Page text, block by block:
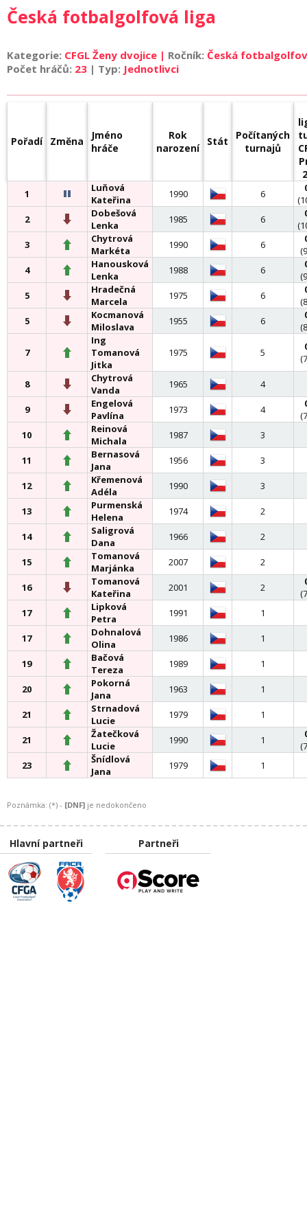
Česká fotbalgolfová liga
Kategorie: CFGL Ženy dvojice | Ročník: Česká
Počet hráčů: 23 | Typ: Jednotlivci
Pořadí Změna
Jméno
hráče
Rok
narození
Stát
Počítaných
turnajů
1
Luňová
Kateřina
1990 6
2
Dobešová
Lenka
1985 6
3
Chytrová
Markéta
1990 6
4
Hanousková
Lenka
1988 6
5
Hradečná
Marcela
1975 6
5
Kocmanová
Miloslava
1955 6
7
Ing
Tomanová
Jitka
1975 5
8
Chytrová
Vanda
1965 4
9
Engelová
Pavlína
1973 4
10
Reinová
Michala
1987 3
11
Bernasová
Jana
1956 3
12
Křemenová
Adéla
1990 3
13
Purmenská
Helena
1974 2
14
Saligrová
Dana
1966 2
15
Tomanová
Marjánka
2007 2
16
Tomanová
Kateřina
2001 2
17
Lipková
Petra
1991 1
17
Dohnalová
Olina
1986 1
19
Bačová
Tereza
1989 1
20
Pokorná
Jana
1963 1
21
Strnadová
Lucie
1979 1
21
Žatečková
Lucie
1990 1
23
Šnídlová
Jana
1979 1
Poznámka: (*) - [DNF] je nedokončeno
Hlavní partneři Partneři